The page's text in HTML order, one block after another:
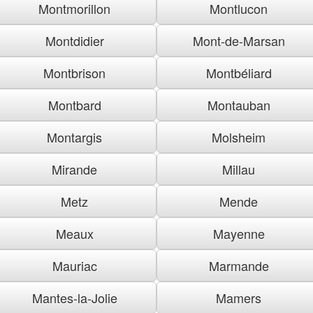
Montmorillon
Montlucon
Montdidier
Mont-de-Marsan
Montbrison
Montbéliard
Montbard
Montauban
Montargis
Molsheim
Mirande
Millau
Metz
Mende
Meaux
Mayenne
Mauriac
Marmande
Mantes-la-Jolie
Mamers